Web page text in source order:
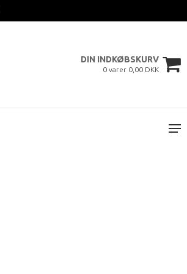
DIN INDKØBSKURV
0 varer 0,00 DKK